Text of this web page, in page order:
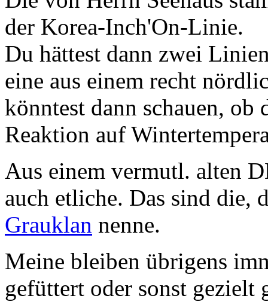
der Korea-Inch'On-Linie.
Du hättest dann zwei
eine aus einem recht
könntest dann schauen,
Reaktion auf
Aus einem vermutl. alten
auch etliche. Das sind die,
Grauklan nenne.
Meine bleiben übrigens
gefüttert oder sonst gezielt